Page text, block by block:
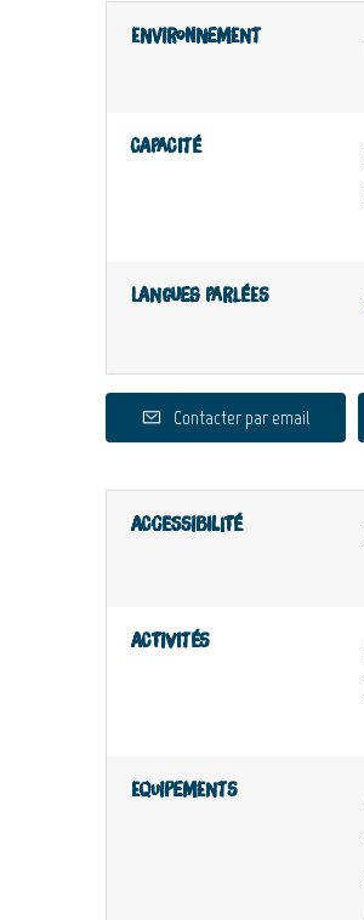
Environnement
Capacité
Langues parlées
Contacter par email
Accessibilité
Activités
Equipements